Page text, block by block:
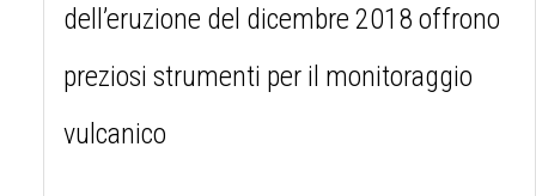
dell’eruzione del dicembre 2018 offrono
preziosi strumenti per il monitoraggio
vulcanico